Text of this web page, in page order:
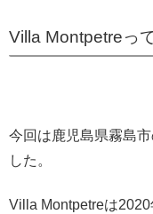
Villa Montpetreっ
今回は鹿児島県霧島
した。
Villa Montpetreは